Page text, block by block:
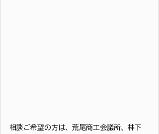
相談ご希望の方は、荒尾商工会議所、林下